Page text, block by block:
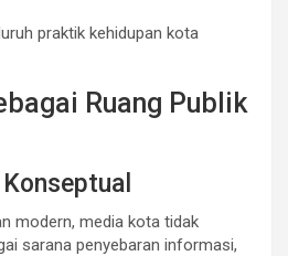
praktik kehidupan kota
Ruang Publik
modern, media kota tidak
sarana penyebaran informasi,